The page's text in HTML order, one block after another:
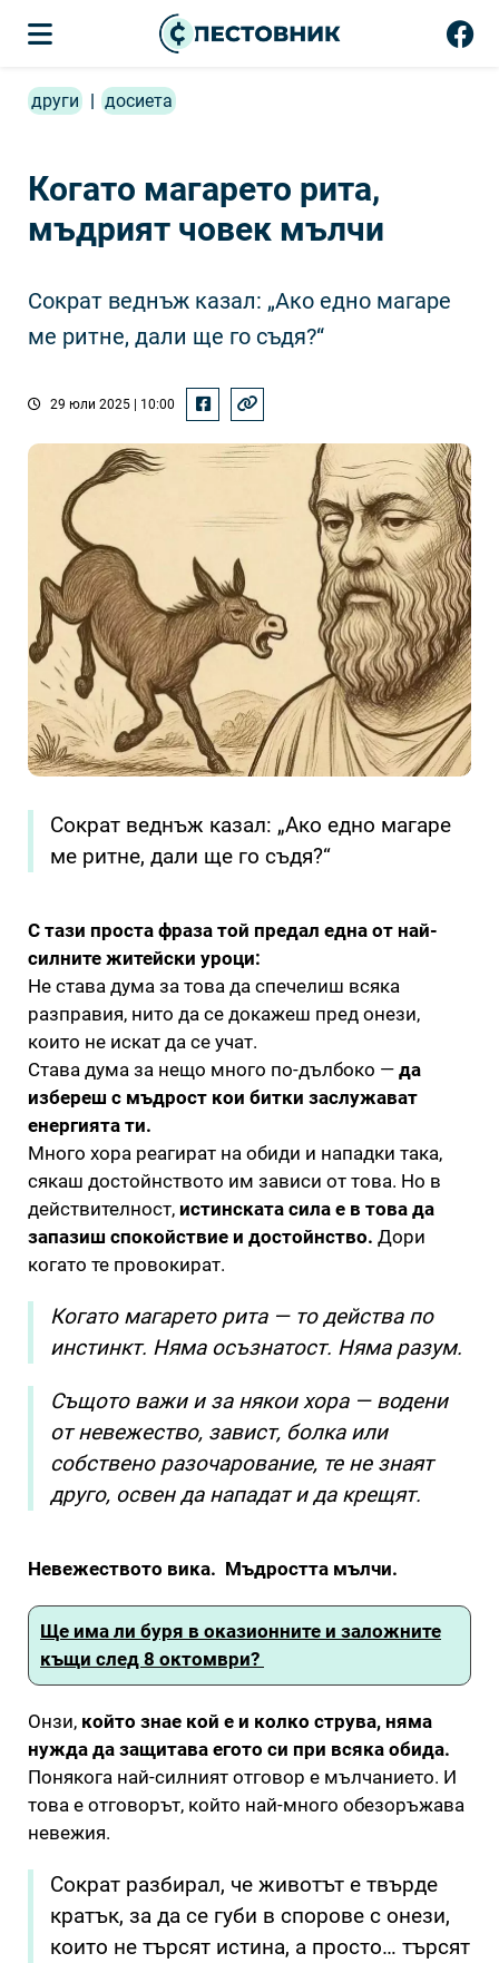
други | досиета
Когато магарето рита,
мъдрият човек мълчи
Сократ веднъж казал: „Ако едно магаре
ме ритне, дали ще го съдя?“
29 юли 2025 | 10:00
Сократ веднъж казал: „Ако едно магаре
ме ритне, дали ще го съдя?“
С тази проста фраза той предал една от най-
силните житейски уроци:
Не става дума за това да спечелиш всяка
разправия, нито да се докажеш пред онези,
които не искат да се учат.
Става дума за нещо много по-дълбоко — да
избереш с мъдрост кои битки заслужават
енергията ти.
Много хора реагират на обиди и нападки така,
сякаш достойнството им зависи от това. Но в
действителност, истинската сила е в това да
запазиш спокойствие и достойнство. Дори
когато те провокират.
Когато магарето рита — то действа по
инстинкт. Няма осъзнатост. Няма разум.
Същото важи и за някои хора — водени
от невежество, завист, болка или
собствено разочарование, те не знаят
друго, освен да нападат и да крещят.
Невежеството вика. Мъдростта мълчи.
Ще има ли буря в оказионните и заложните
къщи след 8 октомври?
Онзи, който знае кой е и колко струва, няма
нужда да защитава егото си при всяка обида.
Понякога най-силният отговор е мълчанието. И
това е отговорът, който най-много обезоръжава
невежия.
Сократ разбирал, че животът е твърде
кратък, за да се губи в спорове с онези,
които не търсят истина, а просто… търсят